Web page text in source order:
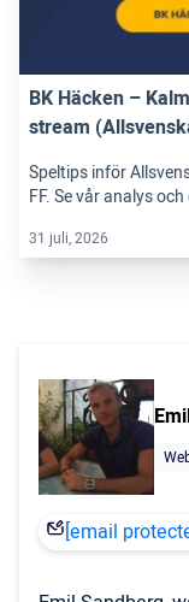
BK Häcken –
stream
Speltips inför
FF. Se vår analys
31 juli, 2026
[email